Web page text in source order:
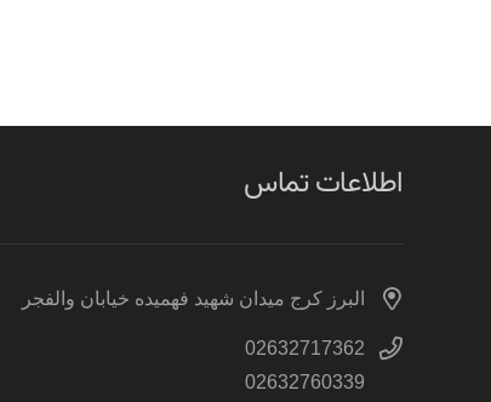
اطلاعات تماس
البرز کرج میدان شهید فهمیده خیابان والفجر
02632717362
02632760339